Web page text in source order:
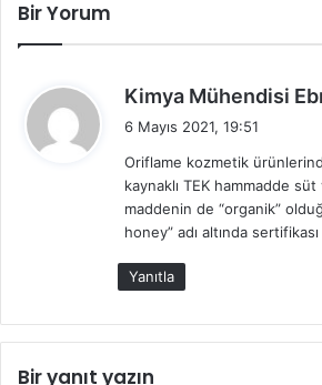
Bir Yorum
Kimya Mühendisi
6 Mayıs 2021, 19:51
Oriflame kozmetik
kaynaklı TEK hammadde süt
maddenin de “organik”
honey” adı altında sertifikası
Yanıtla
Bir yanıt yazın